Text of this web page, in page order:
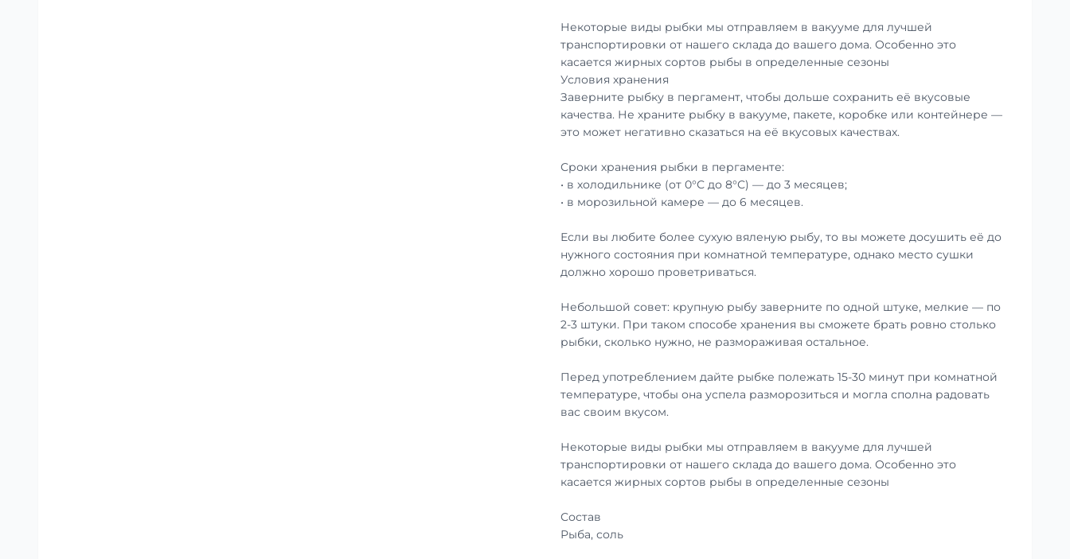
Некоторые виды рыбки мы отправляем в вакууме для лучшей
транспортировки от нашего склада до вашего дома. Особенно это
касается жирных сортов рыбы в определенные сезоны
Условия хранения
Заверните рыбку в пергамент, чтобы дольше сохранить её вкусовые
качества. Не храните рыбку в вакууме, пакете, коробке или контейнере —
это может негативно сказаться на её вкусовых качествах.
Сроки хранения рыбки в пергаменте:
• в холодильнике (от 0°С до 8°С) — до 3 месяцев;
• в морозильной камере — до 6 месяцев.
Если вы любите более сухую вяленую рыбу, то вы можете досушить её до
нужного состояния при комнатной температуре, однако место сушки
должно хорошо проветриваться.
Небольшой совет: крупную рыбу заверните по одной штуке, мелкие — по
2-3 штуки. При таком способе хранения вы сможете брать ровно столько
рыбки, сколько нужно, не размораживая остальное.
Перед употреблением дайте рыбке полежать 15-30 минут при комнатной
температуре, чтобы она успела разморозиться и могла сполна радовать
вас своим вкусом.
Некоторые виды рыбки мы отправляем в вакууме для лучшей
транспортировки от нашего склада до вашего дома. Особенно это
касается жирных сортов рыбы в определенные сезоны
Состав
Рыба, соль